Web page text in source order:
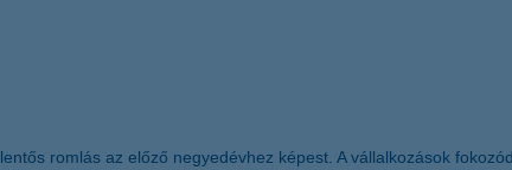
romlás az előző negyedévhez képest. A vállalkozások